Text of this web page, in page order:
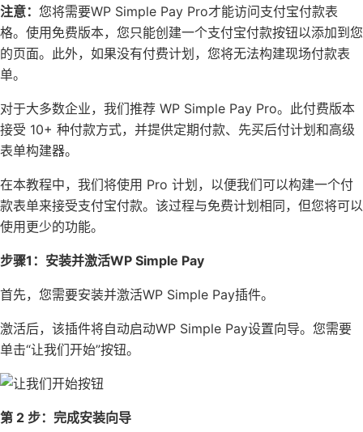
注意： 您将需要WP Simple Pay Pro才能访问支付宝付款表
格。使用免费版本，您只能创建一个支付宝付款按钮以添加到您
的页面。此外，如果没有付费计划，您将无法构建现场付款表
单。
对于大多数企业，我们推荐 WP Simple Pay Pro。此付费版本
接受 10+ 种付款方式，并提供定期付款、 先买后付计划 和高级
表单构建器。
在本教程中，我们将使用 Pro 计划，以便我们可以构建一个付
款表单来接受支付宝付款。该过程与免费计划相同，但您将可以
使用更少的功能。
步骤1：安装并激活WP Simple Pay
首先，您需要安装并激活WP Simple Pay插件。
激活后，该插件将自动启动WP Simple Pay设置向导。您需要
单击“让我们开始”按钮。
第 2 步：完成安装向导